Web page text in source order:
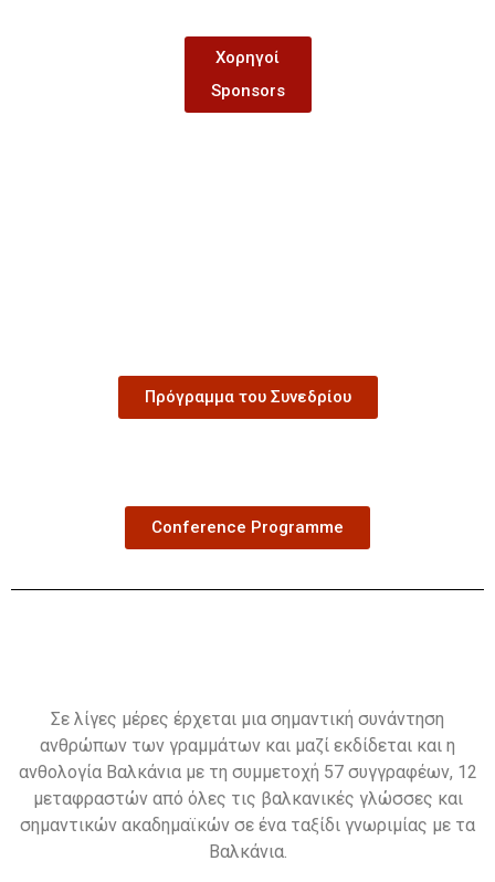
Χορηγοί
Sponsors
Πρόγραμμα του Συνεδρίου
Conference Programme
Σε λίγες μέρες έρχεται μια σημαντική συνάντηση
ανθρώπων των γραμμάτων και μαζί εκδίδεται και η
ανθολογία Βαλκάνια με τη συμμετοχή 57 συγγραφέων, 12
μεταφραστών από όλες τις βαλκανικές γλώσσες και
σημαντικών ακαδημαϊκών σε ένα ταξίδι γνωριμίας με τα
Βαλκάνια.